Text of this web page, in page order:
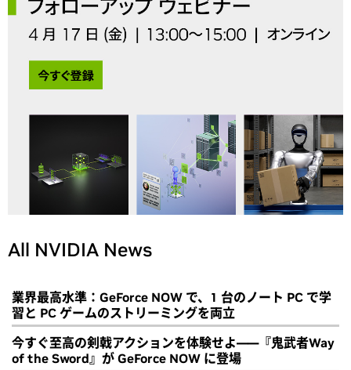
All NVIDIA News
業界最高水準：GeForce NOW で、1 台のノート PC で学
習と PC ゲームのストリーミングを両立
今すぐ至高の剣戟アクションを体験せよ――『鬼武者Way
of the Sword』が GeForce NOW に登場